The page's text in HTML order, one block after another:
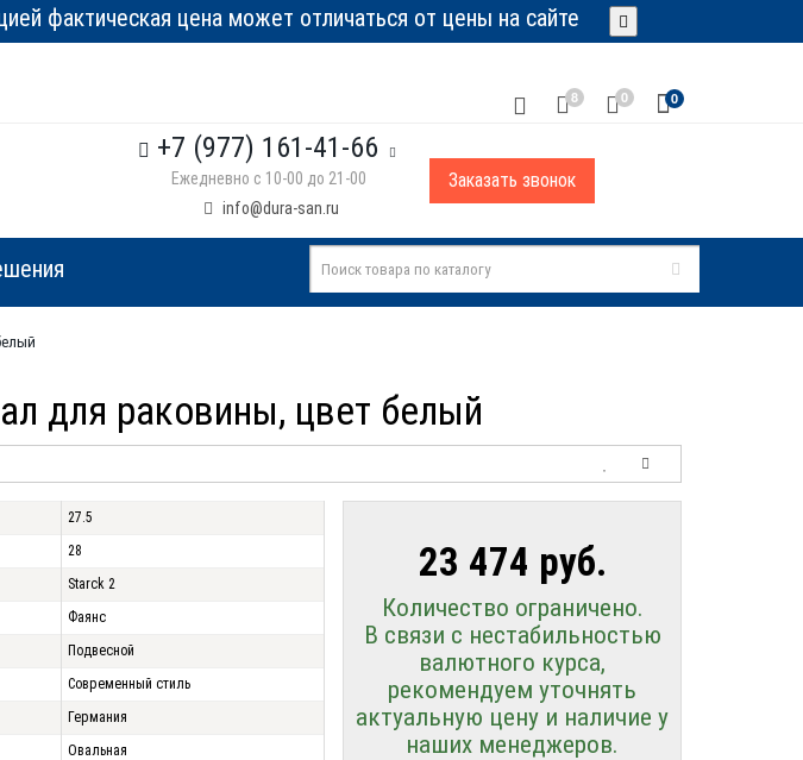
фактическая цена может отличаться от цены на сайте
8 0 0
+7 (977) 161-41-66
Ежедневно с 10-00 до 21-00
info@dura-san.ru
Заказать звонок
для раковины, цвет белый
27.5
28
Starck 2
Фаянс
Подвесной
Современный стиль
Германия
Овальная
23 474 руб.
Количество ограничено.
В связи с нестабильностью
валютного курса,
рекомендуем уточнять
актуальную цену и наличие у
наших менеджеров.